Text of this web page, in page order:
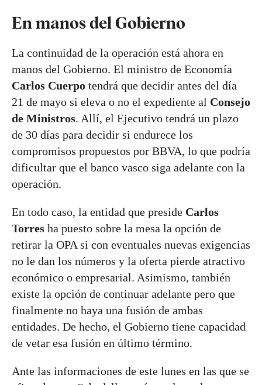
En manos del Gobierno
La continuidad de la operación está ahora en
manos del Gobierno. El ministro de Economía
Carlos Cuerpo tendrá que decidir antes del día
21 de mayo si eleva o no el expediente al Consejo
de Ministros. Allí, el Ejecutivo tendrá un plazo
de 30 días para decidir si endurece los
compromisos propuestos por BBVA, lo que podría
dificultar que el banco vasco siga adelante con la
operación.
En todo caso, la entidad que preside Carlos
Torres ha puesto sobre la mesa la opción de
retirar la OPA si con eventuales nuevas exigencias
no le dan los números y la oferta pierde atractivo
económico o empresarial. Asimismo, también
existe la opción de continuar adelante pero que
finalmente no haya una fusión de ambas
entidades. De hecho, el Gobierno tiene capacidad
de vetar esa fusión en último término.
Ante las informaciones de este lunes en las que se